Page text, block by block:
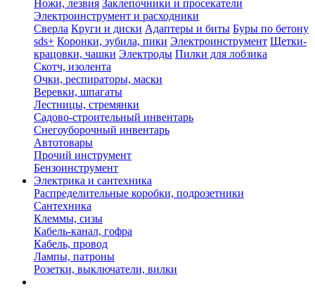
Ножи, лезвия Заклепочники и просекатели
Электроинструмент и расходники
Сверла Круги и диски Адаптеры и биты Буры по бетону
sds+ Коронки, зубила, пики Электроинструмент Щетки-
крацовки, чашки Электроды Пилки для лобзика
Скотч, изолента
Очки, респираторы, маски
Веревки, шпагаты
Лестницы, стремянки
Садово-строительный инвентарь
Снегоуборочный инвентарь
Автотовары
Прочий инструмент
Бензоинструмент
Электрика и сантехника
Распределительные коробки, подрозетники
Сантехника
Клеммы, сизы
Кабель-канал, гофра
Кабель, провод
Лампы, патроны
Розетки, выключатели, вилки